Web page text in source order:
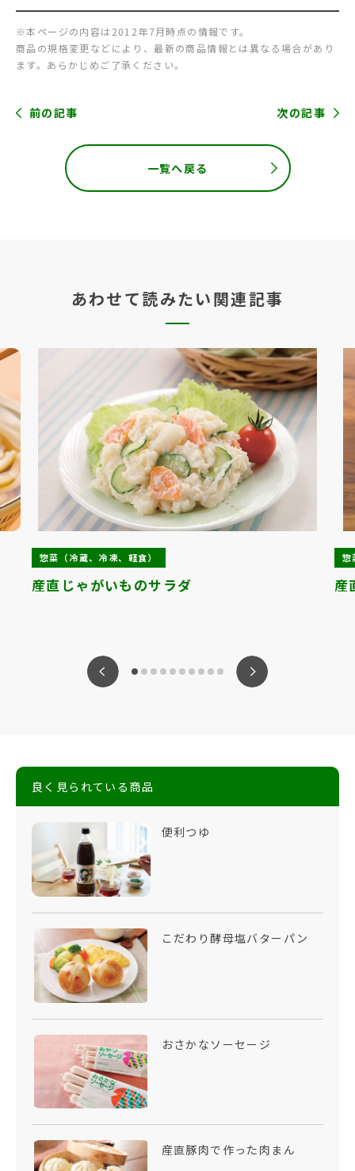
※本ページの内容は2012年7月時点の情報です。
商品の規格変更などにより、最新の商品情報とは異なる場合があり
ます。あらかじめご了承ください。
前の記事 次の記事
一覧へ戻る
あわせて読みたい関連記事
惣菜（冷蔵、冷凍、軽食）
産直じゃがいものサラダ
惣
産
良く見られている商品
便利つゆ
こだわり酵母塩バターパン
おさかなソーセージ
産直豚肉で作った肉まん